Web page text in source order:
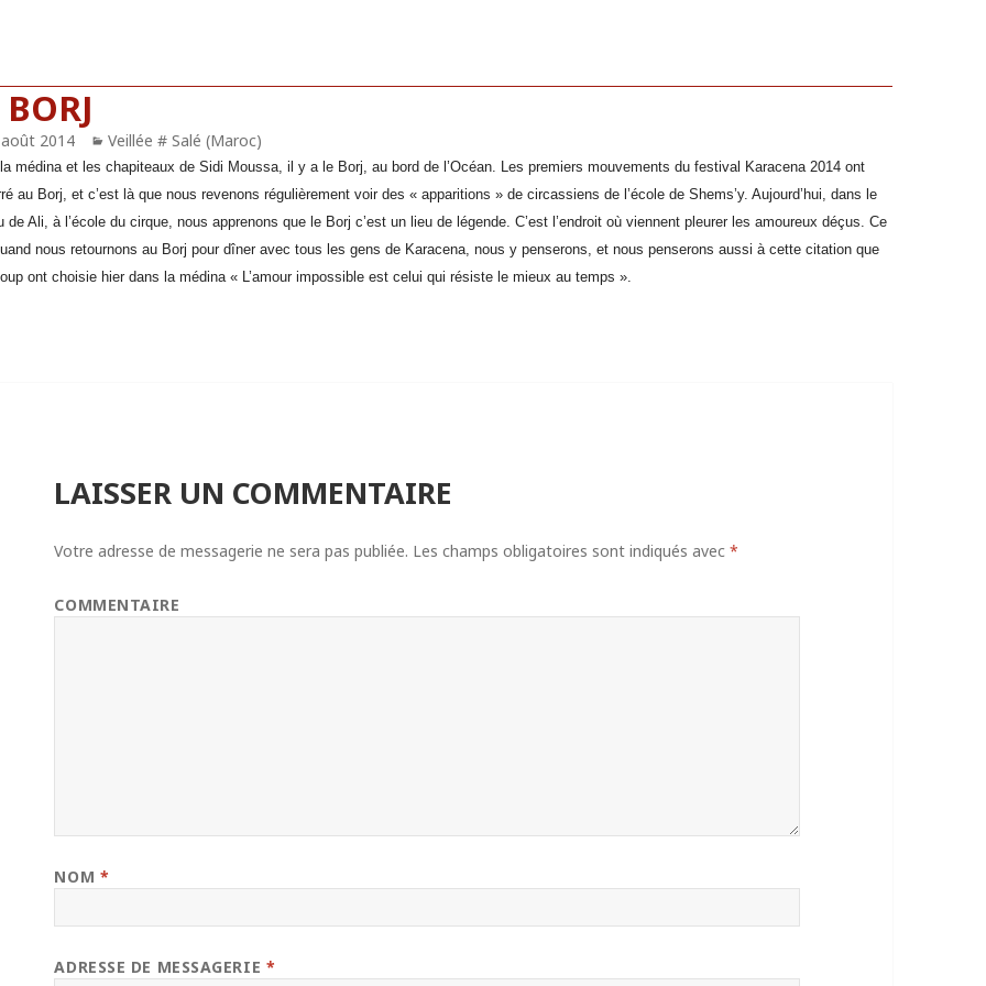
BORJ
2014 Catégories
Veillée # Salé (Maroc)
médina et les chapiteaux de Sidi Moussa, il y a le Borj, au bord de l’Océan. Les premiers mouvements du festival Karacena 2014 ont
au Borj, et c’est là que nous revenons régulièrement voir des « apparitions » de circassiens de l’école de Shems’y. Aujourd’hui, dans le
de Ali, à l’école du cirque, nous apprenons que le Borj c’est un lieu de légende. C’est l’endroit où viennent pleurer les amoureux déçus. Ce
nous retournons au Borj pour dîner avec tous les gens de Karacena, nous y penserons, et nous penserons aussi à cette citation que
ont choisie hier dans la médina « L’amour impossible est celui qui résiste le mieux au temps ».
LAISSER UN COMMENTAIRE
Votre adresse de messagerie ne sera pas publiée. Les champs obligatoires sont indiqués avec*
COMMENTAIRE
NOM *
ADRESSE DE MESSAGERIE *